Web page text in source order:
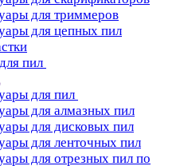
для триммеров
для цепных пил
пил
для пил
для алмазных пил
для дисковых пил
для ленточных пил
для отрезных пил по